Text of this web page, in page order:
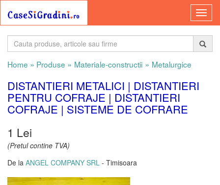
Home » Produse » Materiale-constructii » Metalurgice
DISTANTIERI METALICI | DISTANTIERI
PENTRU COFRAJE | DISTANTIERI
COFRAJE | SISTEME DE COFRARE
1 Lei
(Pretul contine TVA)
De la ANGEL COMPANY SRL - Timisoara